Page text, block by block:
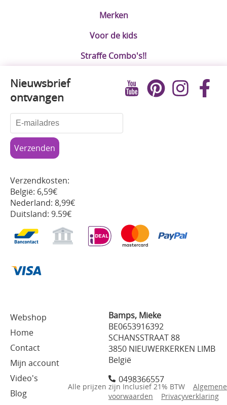
Merken
Voor de kids
Straffe Combo's!!
Webshop
Home
Contact
Mijn account
Video's
Blog
Bamps, Mieke
BE0653916392
SCHANSSTRAAT 88
3850 NIEUWERKERKEN LIMB
België
0498366557
Nieuwsbrief
ontvangen
Verzendkosten:
België: 6,59€
Nederland: 8,99€
Duitsland: 9.59€
Alle prijzen zijn Inclusief 21% BTW
Algemene
voorwaarden
Privacyverklaring